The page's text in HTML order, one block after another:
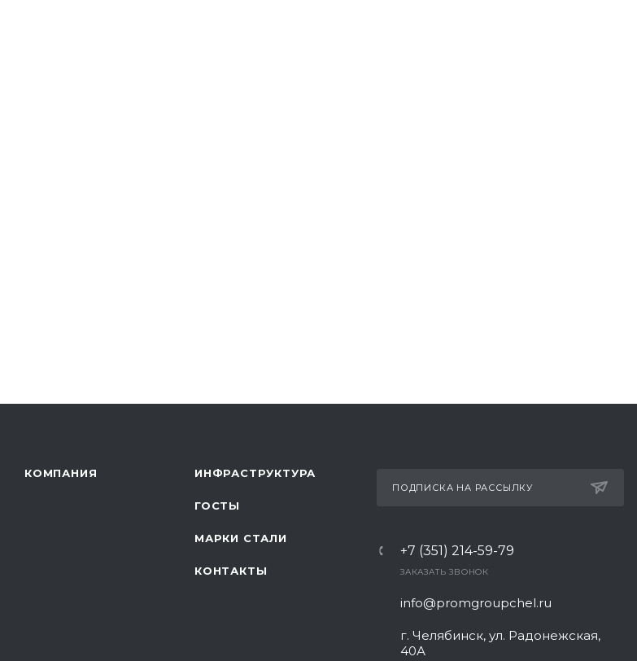
КОМПАНИЯ ИНФРАСТРУКТУРА
ГОСТЫ
МАРКИ СТАЛИ
КОНТАКТЫ
ПОДПИСКА НА РАССЫЛКУ
+7 (351) 214-59-79
ЗАКАЗАТЬ ЗВОНОК
info@promgroupchel.ru
г. Челябинск, ул. Радонежская,
40А